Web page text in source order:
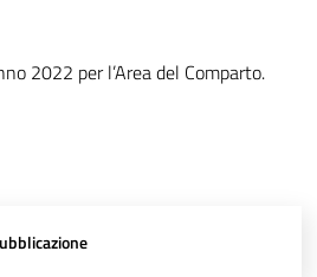
2022 per l’Area del Comparto.